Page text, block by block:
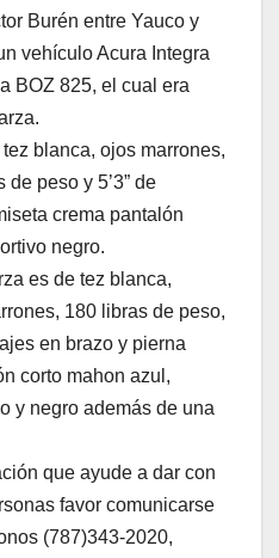
Burén entre Yauco y
vehículo Acura Integra
BOZ 825, el cual era
blanca, ojos marrones,
peso y 5’3” de
crema pantalón
negro.
es de tez blanca,
180 libras de peso,
en brazo y pierna
corto mahon azul,
y negro además de una
que ayude a dar con
favor comunicarse
(787)343-2020,